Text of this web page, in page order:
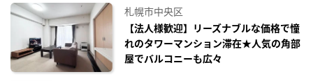
録
札幌市中央区
【法人様歓迎】リーズナブルな価格で憧
れのタワーマンション滞在★人気の角部
屋でバルコニーも広々